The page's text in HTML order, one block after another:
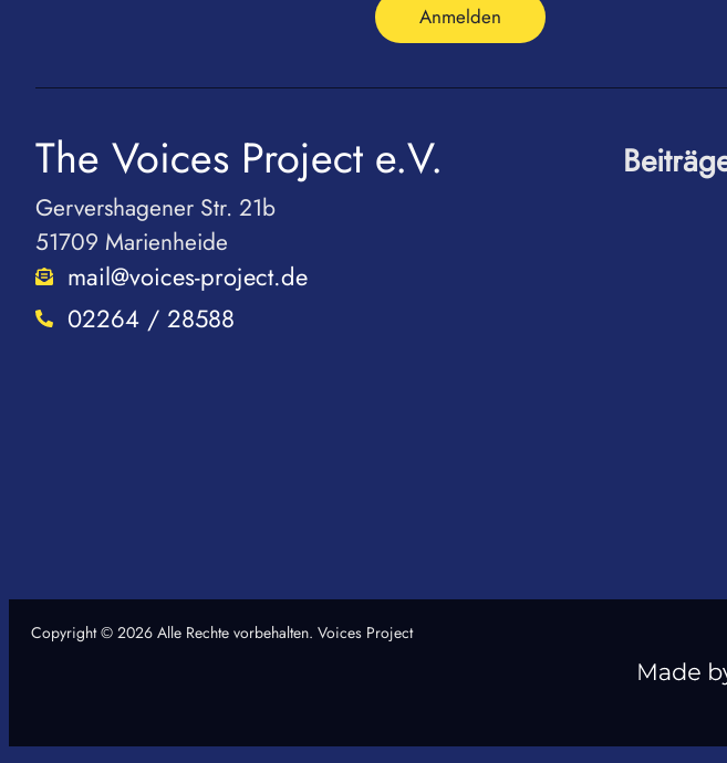
Anmelden
The Voices Project e.V.
Gervershagener Str. 21b
51709 Marienheide
mail@voices-project.de
02264 / 28588
Copyright © 2026 Alle Rechte vorbehalten. Voices Project